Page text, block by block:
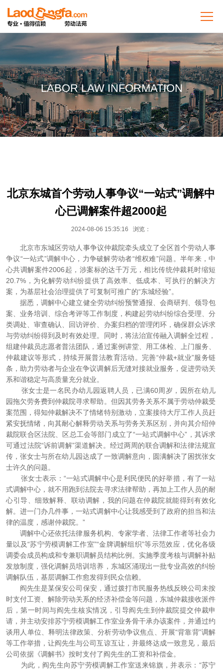
LABOR LAW INFORMATION
北京东城首个劳动人事争议“一站式”调解中
心已调解案件超2000起
2024-08-06 15:35:16 浏览：
北京市东城区劳动人事争议仲裁院牵头成立了全区首个劳动人事
争议“一站式”调解中心，力争破解劳动者“维权难”问题。半年来，中
心共调解案件2006起，涉案标的达千万元，相比传统仲裁耗时缩短
20.7%，为化解劳动纠纷提供了高效率、低成本、可执行的解决方
案，为基层社会治理提供了可复制可推广的“东城经验”。
据悉，调解中心建立健全劳动纠纷预警通报、会商研判、领导包
案、业务培训、综合考评等工作制度，构建起劳动纠纷综合受理、分
类调处、审查确认、回访评价、办案归档的管理闭环，确保群众诉求
与劳动纠纷得到及时有效处理。同时，将法治宣传融入调解全过程，
组建仲裁员志愿者普法团队，通过案例讲堂、用工体检、上门服务、
仲裁建议等形式，持续开展普法教育活动。完善“仲裁+就业”服务链
条，助力劳动者与企业在争议调解后无缝对接就业服务，促进劳动关
系和谐稳定与高质量充分就业。
张女士是一名民办幼儿园返聘人员，已满60周岁，因所在幼儿
园拖欠劳务费到仲裁院寻求帮助。但因其劳务关系不属于劳动仲裁受
案范围，得知仲裁解决不了情绪特别激动，立案接待大厅工作人员赶
紧安抚情绪，向其耐心解释劳动关系与劳务关系区别，并向其介绍仲
裁院联合区法院、区总工会等部门成立了“一站式调解中心”，其诉求
可通过法院“诉前调解”渠道解决。经过两周的联合调解和法律法规宣
传，张女士与所在幼儿园达成了一致调解意向，圆满解决了困扰张女
士许久的问题。
张女士表示：“一站式调解中心是利民便民的好举措，有了一站
式调解中心，就不用跑到法院去寻求法律帮助，再加上工作人员的耐
心引导、细致解释、联动调解，我的问题在仲裁院就能得到有效化
解。进一门办几件事，一站式调解中心让我感受到了政府的担当和法
律的温度，感谢仲裁院。”
调解中心还依托法律服务机构、专家学者、法律工作者等社会力
量以及“苏宁劳模调解工作室”“金牌调解组织”等示范效应，优化各级
调委会成员构成和专兼职调解员结构比例。实施季度考核与调解补贴
发放制度，强化调解员培训培养，东城区涌现出一批专业高效的纠纷
调解队伍，基层调解工作愈发得到民众信赖。
阎先生是某保安公司保安，通过拨打市民服务热线反映公司未按
时支付工资、解除劳动关系的经济补偿金等问题，东城仲裁接收派件
后，第一时间与阎先生核实情况，引导阎先生到仲裁院提交仲裁申
请，并主动安排苏宁劳模调解工作室业务骨干承办该案件，并通过约
谈用人单位、释明法律政策、分析劳动争议焦点、开展“背靠背”调解
等工作举措，让阎先生与公司互谅互让，并最终达成一致意见，最后
公司依据《调解书》按时支付了阎先生的工资和补偿金。
为此，阎先生向苏宁劳模调解工作室送来锦旗，并表示：“苏宁